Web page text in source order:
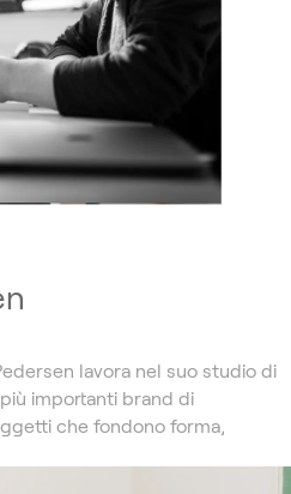
lavora nel suo studio di
importanti brand di
che fondono forma,